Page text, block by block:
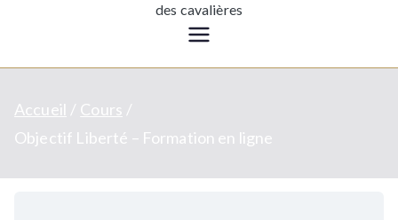
des cavalières
Accueil
Cours
Objectif Liberté – Formation en ligne